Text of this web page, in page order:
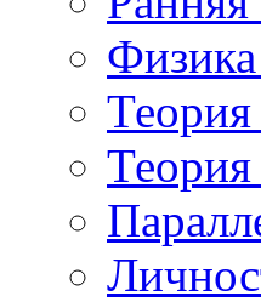
Теория